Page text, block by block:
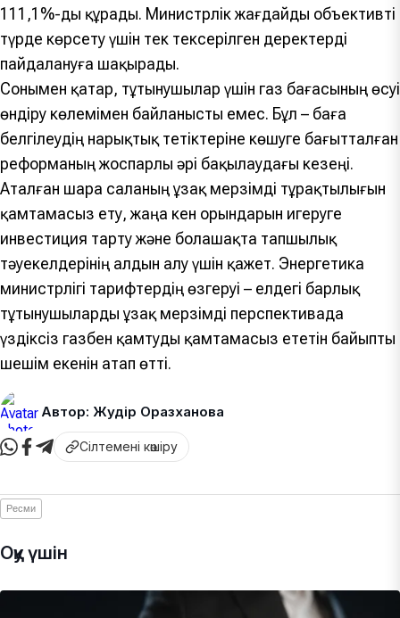
111,1%-ды құрады. Министрлік жағдайды объективті
түрде көрсету үшін тек тексерілген деректерді
пайдалануға шақырады.
Сонымен қатар, тұтынушылар үшін газ бағасының өсуі
өндіру көлемімен байланысты емес. Бұл – баға
белгілеудің нарықтық тетіктеріне көшуге бағытталған
реформаның жоспарлы әрі бақылаудағы кезеңі.
Аталған шара саланың ұзақ мерзімді тұрақтылығын
қамтамасыз ету, жаңа кен орындарын игеруге
инвестиция тарту және болашақта тапшылық
тәуекелдерінің алдын алу үшін қажет. Энергетика
министрлігі тарифтердің өзгеруі – елдегі барлық
тұтынушыларды ұзақ мерзімді перспективада
үздіксіз газбен қамтуды қамтамасыз ететін байыпты
шешім екенін атап өтті.
Автор: Жәудір Оразханова
Сілтемені көшіру
Ресми
Оқу үшін